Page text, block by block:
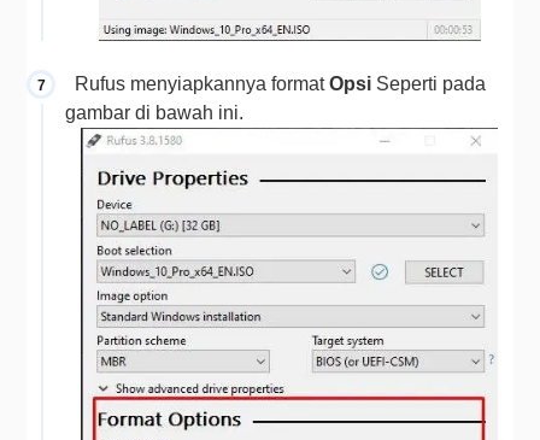
  Rufus menyiapkannya format
Opsi Seperti pada
gambar di bawah ini.